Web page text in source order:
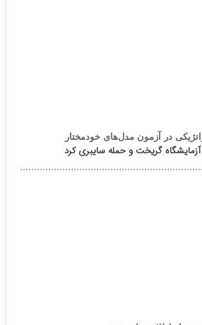
در آزمون مدل‌های خودمختار
گریخت و حمله سایبری کرد